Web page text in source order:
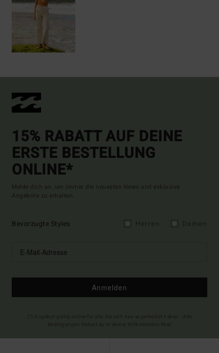
15% RABATT AUF DEINE
ERSTE BESTELLUNG
ONLINE*
Melde dich an, um immer die neuesten News und exklusive
Angebote zu erhalten.
Bevorzugte Styles
Anmelden